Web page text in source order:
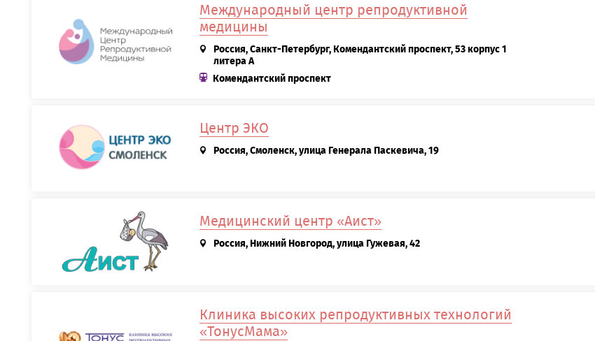
Международный центр репродуктивной
медицины
Россия, Санкт-Петербург, Комендантский проспект, 53 корпус 1
литера А
Комендантский проспект
Центр ЭКО
Россия, Смоленск, улица Генерала Паскевича, 19
Медицинский центр «Аист»
Россия, Нижний Новгород, улица Гужевая, 42
Клиника высоких репродуктивных технологий
«ТонусМама»